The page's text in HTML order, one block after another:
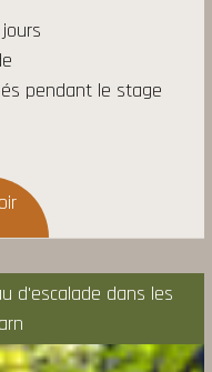
pendant le stage
d'escalade dans les